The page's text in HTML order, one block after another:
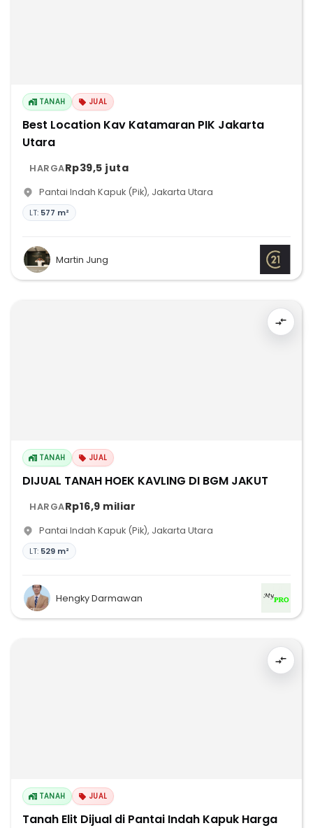
TANAH JUAL
Best Location Kav Katamaran PIK Jakarta
Utara
HARGARp39,5 juta
Pantai Indah Kapuk (Pik), Jakarta Utara
LT: 577 m²
Martin Jung
TANAH JUAL
DIJUAL TANAH HOEK KAVLING DI BGM JAKUT
HARGARp16,9 miliar
Pantai Indah Kapuk (Pik), Jakarta Utara
LT: 529 m²
Hengky Darmawan
TANAH JUAL
Tanah Elit Dijual di Pantai Indah Kapuk Harga